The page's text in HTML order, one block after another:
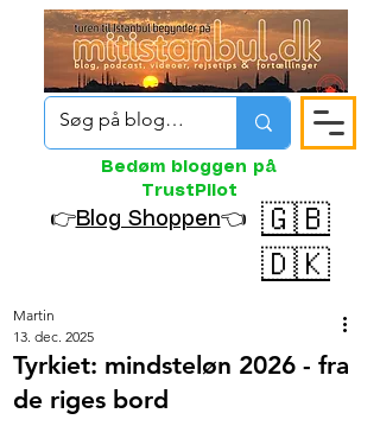
Bedøm bloggen på
TrustPilot
👉Blog Shoppen👈
🇬🇧
🇩🇰
Tyrkiet: mindsteløn 2026 - fra
de riges bord
Martin
13. dec. 2025